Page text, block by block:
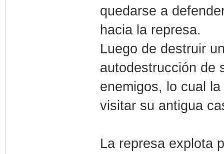
quedarse a
hacia la represa.
Luego de destruir
autodestrucción de
enemigos, lo cual
visitar su antigua
La represa explota